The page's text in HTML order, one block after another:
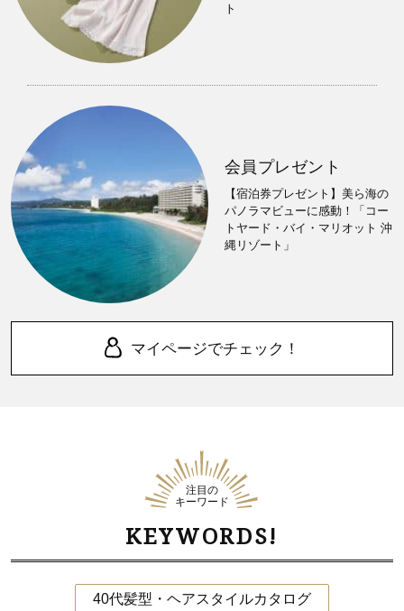
ト
会員プレゼント
【宿泊券プレゼント】美ら海の
パノラマビューに感動！「コー
トヤード・バイ・マリオット 沖
縄リゾート」
マイページでチェック！
注目の
キーワード
KEYWORDS!
40代髪型・ヘアスタイルカタログ